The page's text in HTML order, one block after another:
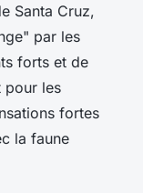
Santa Cruz,
par les
forts et de
pour les
fortes
la faune